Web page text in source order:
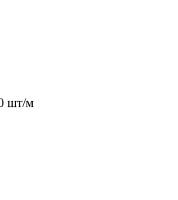
шт/м